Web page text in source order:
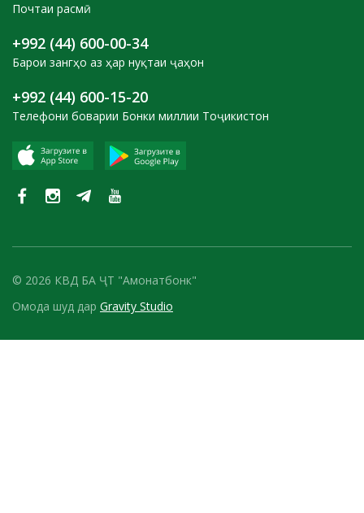
Почтаи расмӣ
+992 (44) 600-00-34
Барои зангҳо аз ҳар нуқтаи ҷаҳон
+992 (44) 600-15-20
Телефони боварии Бонки миллии Тоҷикистон
© 2026 КВД БА ҶТ "Амонатбонк"
Омода шуд дар Gravity Studio